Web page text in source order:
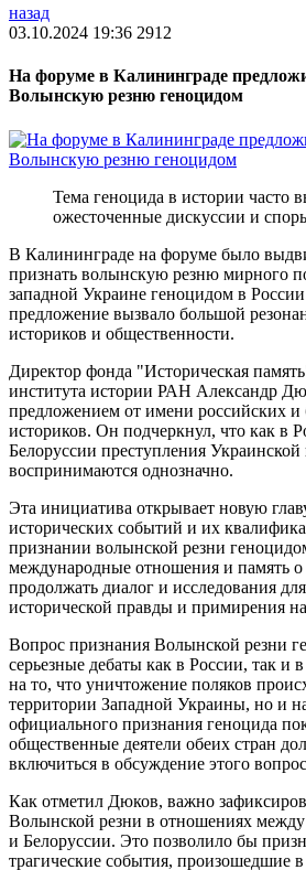
назад
03.10.2024 19:36 2912
На форуме в Калининграде
Волынскую резню геноцидом
Тема геноцида в истории часто
ожесточенные дискуссии и
В Калининграде на форуме было
признать волынскую резню мирного
западной Украине геноцидом в
предложение вызвало большой
историков и общественности.
Директор фонда "Историческая
института истории РАН Александр
предложением от имени российских и
историков. Он подчеркнул, что как в
Белоруссии преступления
воспринимаются однозначно.
Эта инициатива открывает новую
исторических событий и их
признании волынской резни
международные отношения и память
продолжать диалог и исследования
исторической правды и примирения
Вопрос признания Волынской резни
серьезные дебаты как в России, так и
на то, что уничтожение поляков
территории Западной Украины, но и
официального признания геноцида
общественные деятели обеих стран
включиться в обсуждение этого
Как отметил Дюков, важно
Волынской резни в отношениях
и Белоруссии. Это позволило бы
трагические события, произошедшие